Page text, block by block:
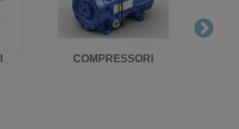
COMPRESSORI